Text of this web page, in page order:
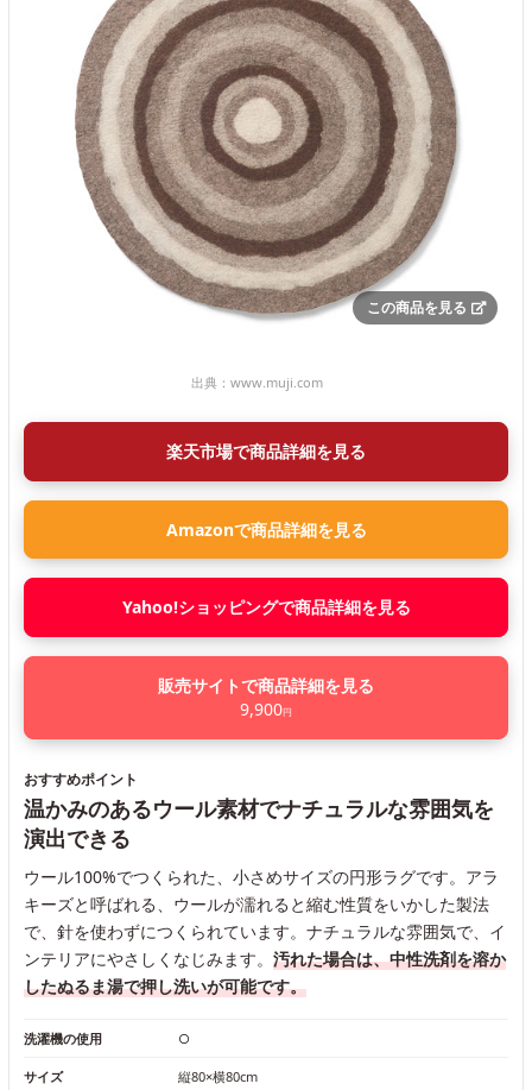
この商品を見る
出典： www.muji.com
楽天市場で商品詳細を見る
Amazonで商品詳細を見る
Yahoo!ショッピングで商品詳細を見る
販売サイトで商品詳細を見る
9,900円
おすすめポイント
温かみのあるウール素材でナチュラルな雰囲気を
演出できる
ウール100%でつくられた、小さめサイズの円形ラグです。アラ
キーズと呼ばれる、ウールが濡れると縮む性質をいかした製法
で、針を使わずにつくられています。ナチュラルな雰囲気で、イ
ンテリアにやさしくなじみます。 汚れた場合は、中性洗剤を溶か
したぬるま湯で押し洗いが可能です。
洗濯機の使用 ○
サイズ 縦80×横80cm